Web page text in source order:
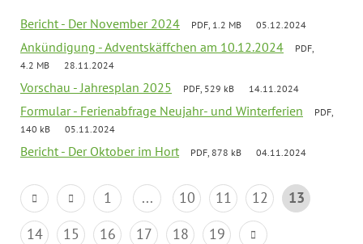
Bericht - Der November 2024 PDF, 1.2 MB 05.12.2024
Ankündigung - Adventskäffchen am 10.12.2024
PDF,
4.2 MB
28.11.2024
Vorschau - Jahresplan 2025 PDF, 529 kB 14.11.2024
Formular - Ferienabfrage Neujahr- und Winterferien
PDF,
140 kB
05.11.2024
Bericht - Der Oktober im Hort PDF, 878 kB 04.11.2024
1 ... 10 11 12
13
14
15 16 17 18 19